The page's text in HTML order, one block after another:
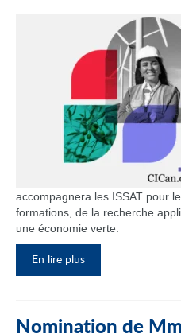
accompagnera les ISSAT pour
formations, de la recherche
une économie verte.
En lire plus
Nomination de